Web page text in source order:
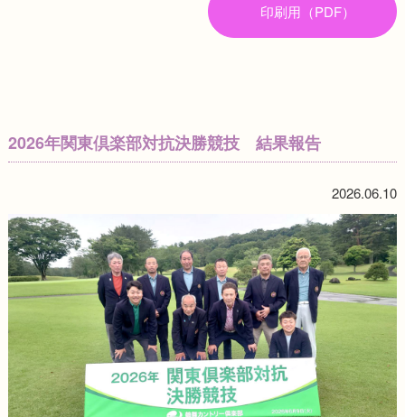
印刷用（PDF）
2026年関東倶楽部対抗決勝競技 結果報告
2026.06.10